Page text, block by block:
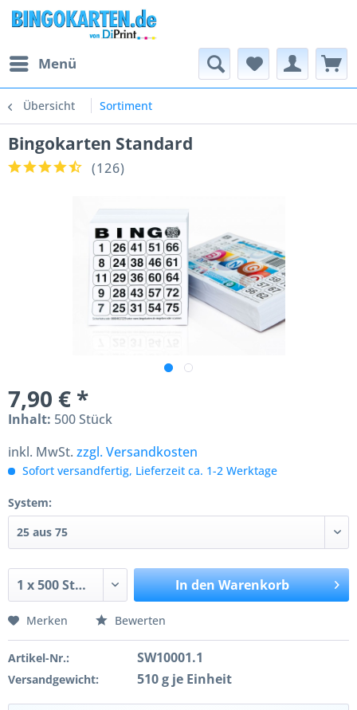
Menü
Übersicht Sortiment
Bingokarten Standard
(126)
7,90 € *
Inhalt: 500 Stück
inkl. MwSt. zzgl. Versandkosten
Sofort versandfertig, Lieferzeit ca. 1-2 Werktage
System:
In denWarenkorb
Merken Bewerten
Artikel-Nr.: SW10001.1
Versandgewicht: 510 g je Einheit